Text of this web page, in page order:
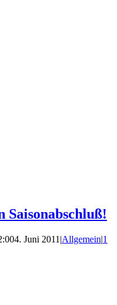
Saisonabschluß!
4. Juni 2011 |Allgemein|1